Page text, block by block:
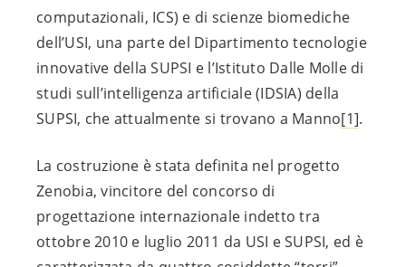
computazionali, ICS) e di scienze biomediche
dell’USI, una parte del Dipartimento tecnologie
innovative della SUPSI e l’Istituto Dalle Molle di
studi sull’intelligenza artificiale (IDSIA) della
SUPSI, che attualmente si trovano a Manno[1].
La costruzione è stata definita nel progetto
Zenobia, vincitore del concorso di
progettazione internazionale indetto tra
ottobre 2010 e luglio 2011 da USI e SUPSI, ed è